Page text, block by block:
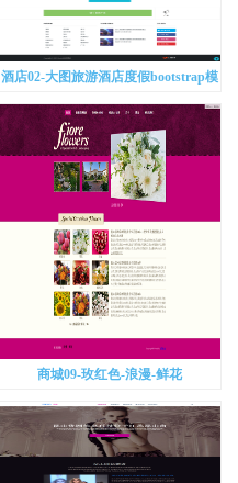
酒店02-大图旅游酒店度假bootstrap模
板
商城09-玫红色-浪漫-鲜花